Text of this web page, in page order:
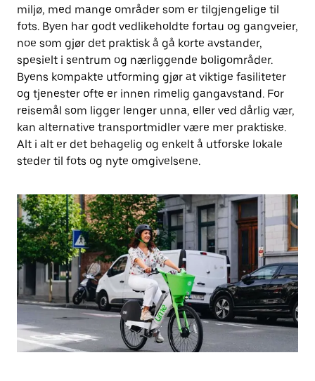
miljø, med mange områder som er tilgjengelige til
fots. Byen har godt vedlikeholdte fortau og gangveier,
noe som gjør det praktisk å gå korte avstander,
spesielt i sentrum og nærliggende boligområder.
Byens kompakte utforming gjør at viktige fasiliteter
og tjenester ofte er innen rimelig gangavstand. For
reisemål som ligger lenger unna, eller ved dårlig vær,
kan alternative transportmidler være mer praktiske.
Alt i alt er det behagelig og enkelt å utforske lokale
steder til fots og nyte omgivelsene.